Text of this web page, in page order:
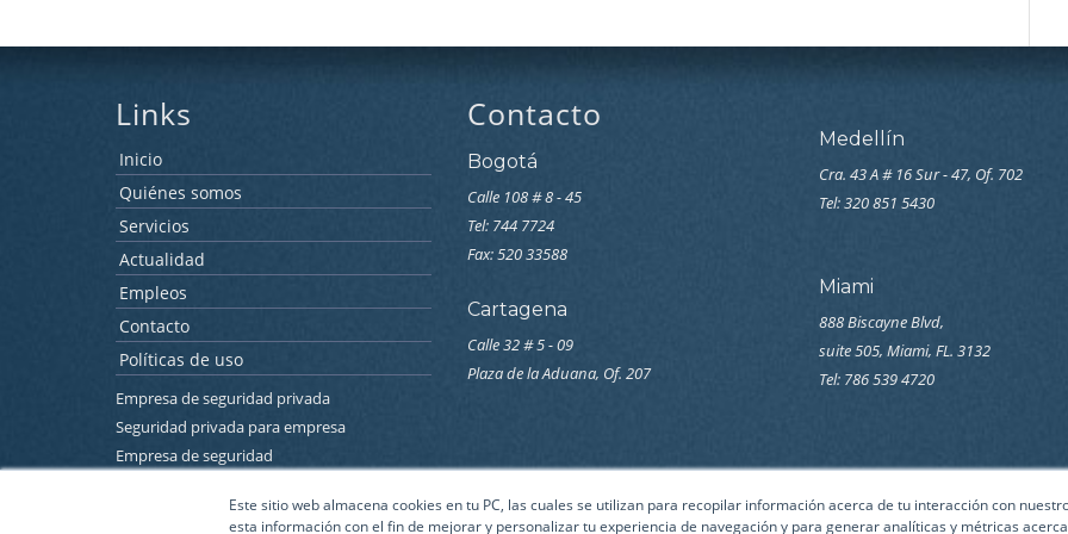
Este sitio web almacena cookies en tu PC, las cuales se utilizan para recopilar información acerca de tu interacción con
esta información con el fin de mejorar y personalizar tu experiencia de navegación y para generar analíticas y métricas
Links
Inicio
Quiénes somos
Servicios
Actualidad
Empleos
Contacto
Políticas de uso
Empresa de seguridad privada
Seguridad privada para empresa
Empresa de seguridad
Seguridad electronica para empresas
Contacto
Bogotá
Calle 108 # 8 - 45
Tel: 744 7724
Fax: 520 33588
Cartagena
Calle 32 # 5 - 09
Plaza de la Aduana, Of. 207
Medellín
Cra. 43 A # 16 Sur - 47, Of. 702
Tel: 320 851 5430
Miami
888 Biscayne Blvd,
suite 505, Miami, FL. 3132
Tel: 786 539 4720